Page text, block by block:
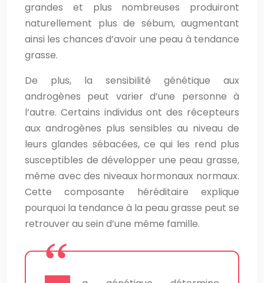
grandes et plus nombreuses produiront
naturellement plus de sébum, augmentant
ainsi les chances d’avoir une peau à tendance
grasse.
De plus, la sensibilité génétique aux
androgènes peut varier d’une personne à
l’autre. Certains individus ont des récepteurs
aux androgènes plus sensibles au niveau de
leurs glandes sébacées, ce qui les rend plus
susceptibles de développer une peau grasse,
même avec des niveaux hormonaux normaux.
Cette composante héréditaire explique
pourquoi la tendance à la peau grasse peut se
retrouver au sein d’une même famille.